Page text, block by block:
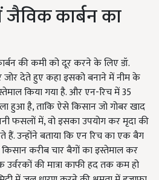
कार्बन का
की कमी को दूर करने के लिए डॉ.
देते हुए कहा इसको बनाने में नीम के
किया गया है. और एन-रिच में 35
हुआ है, ताकि ऐसे किसान जो गोबर खाद
फसलों में, वो इसका उपयोग कर मृदा की
हैं. उन्होंने बताया कि एन रिच का एक बैग
किसान करीब चार बैगों का इस्तेमाल कर
की मात्रा काफी हद तक कम हो